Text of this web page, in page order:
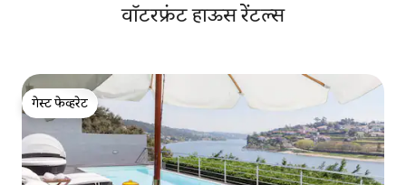
वॉटरफ्रंट हाऊस रेंटल्स
गेस्ट फेव्हरेट
गेस्ट फेव्हरेट